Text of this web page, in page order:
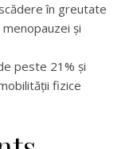
în greutate
și
peste 21% și
fizice